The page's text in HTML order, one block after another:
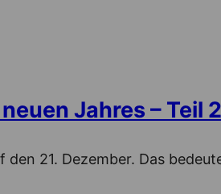
Jahres – Teil
21. Dezember. Das